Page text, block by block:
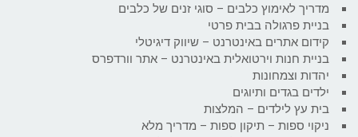
מדריך לאימוץ כלבים – סוגי זנים של כלבים
בניית פרגולה בבית פרטי
קידום אתרים באינטרנט – שיווק דיגיטלי
בניית חנות וירטואלית באינטרנט – אתר וורדפרס
יהדות וצמחונות
ילדים בגדים ותיוגים
בית עץ לילדים – המלצות
ניקוי ספות – תיקון ספות – מדריך מלא